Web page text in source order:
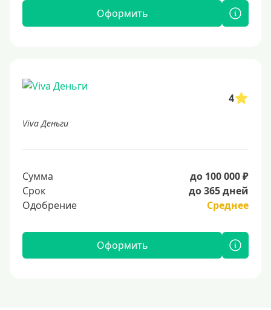
Оформить
4
Viva Деньги
Сумма
до 100 000 ₽
Срок
до 365 дней
Одобрение
Среднее
Оформить